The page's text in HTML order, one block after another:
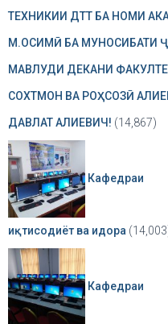
ТЕХНИКИИ ДТТ БА НОМИ
М.ОСИМӢ БА МУНОСИБАТИ
МАВЛУДИ ДЕКАНИ
СОХТМОН ВА РОҲСОЗӢ
ДАВЛАТ АЛИЕВИЧ! (14,867)
Кафедраи
иқтисодиёт ва идора
Кафедраи